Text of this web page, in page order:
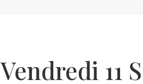
Vendredi 11